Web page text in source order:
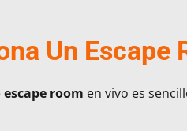
Un Escape
escape room en vivo es